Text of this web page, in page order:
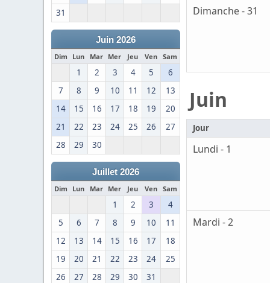
31
Juin 2026
Dim Lun Mar Mer Jeu Ven Sam
1 2 3 4 5
6
7
8 9 10 11 12
13
14
15 16 17 18 19
20
21
22 23 24 25 26
27
28
29 30
Juillet 2026
Dim Lun Mar Mer Jeu Ven Sam
1 2 3
4
5
6 7 8 9 10
11
12
13 14 15 16 17
18
19
20 21 22 23 24
25
26
27 28 29 30 31
Dimanche - 31
Juin
Jour
Lundi - 1
Mardi - 2